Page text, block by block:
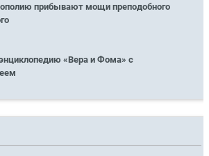
прибывают мощи преподобного
«Вера и Фома» с